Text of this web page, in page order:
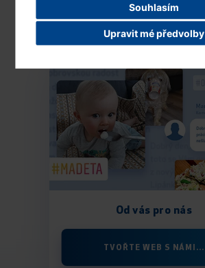
Souhlasím
Upravit mé předvolby
Od vás pro nás
TVOŘTE WEB S NÁMI...